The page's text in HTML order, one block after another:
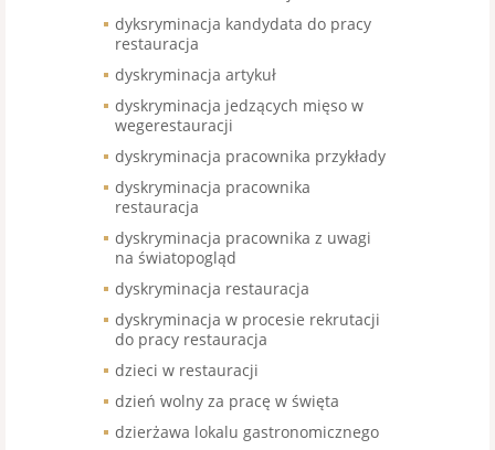
dyksryminacja kandydata do pracy
restauracja
dyskryminacja artykuł
dyskryminacja jedzących mięso w
wegerestauracji
dyskryminacja pracownika przykłady
dyskryminacja pracownika
restauracja
dyskryminacja pracownika z uwagi
na światopogląd
dyskryminacja restauracja
dyskryminacja w procesie rekrutacji
do pracy restauracja
dzieci w restauracji
dzień wolny za pracę w święta
dzierżawa lokalu gastronomicznego